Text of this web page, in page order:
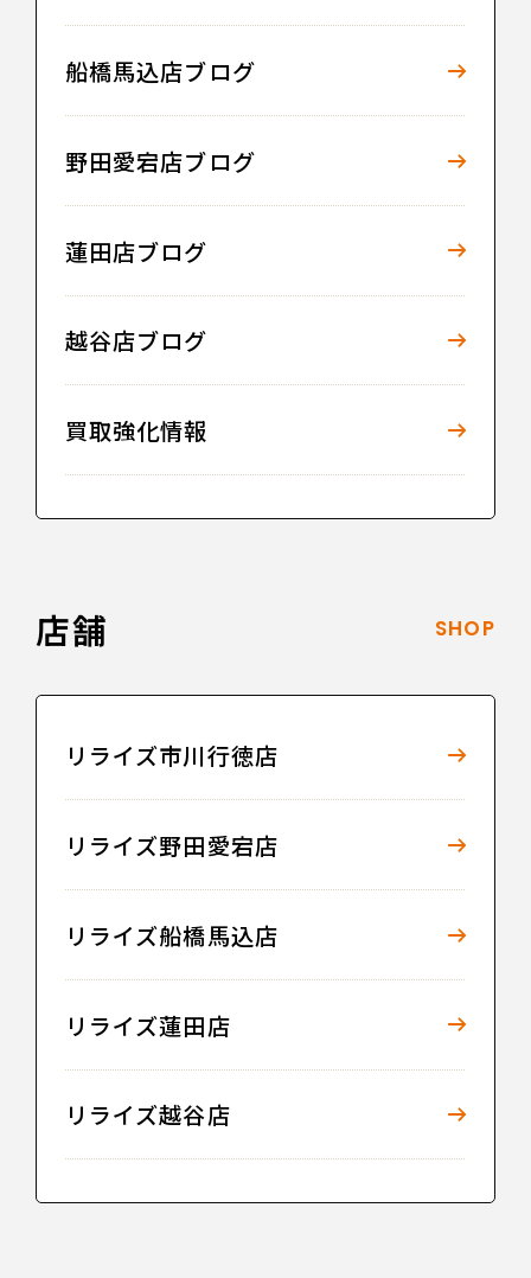
船橋馬込店ブログ
野田愛宕店ブログ
蓮田店ブログ
越谷店ブログ
買取強化情報
店舗 SHOP
リライズ市川行徳店
リライズ野田愛宕店
リライズ船橋馬込店
リライズ蓮田店
リライズ越谷店